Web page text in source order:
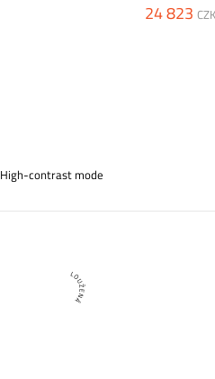
24 823 CZK
High-contrast mode